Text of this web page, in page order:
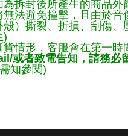
拆封後所產生的商品
法避免撞擊，且由於
）撕裂、折損、刮傷
)
情形，客服會在第一時
或者致電告知，請務必
知參閱)